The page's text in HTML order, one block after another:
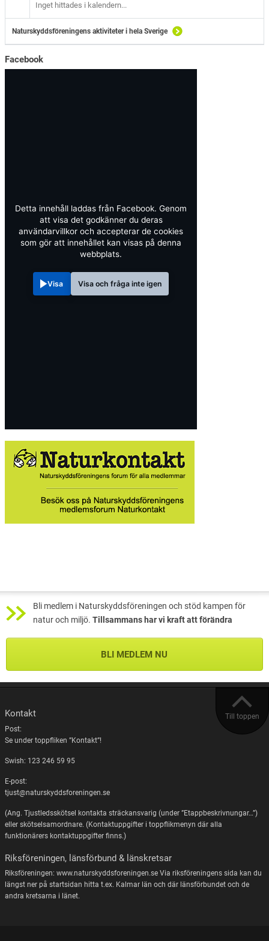
Inget hittades i kalendern...
Naturskyddsföreningens aktiviteter i hela Sverige
Facebook
Detta innehåll laddas från Facebook. Genom
att visa det godkänner du deras
användarvillkor och accepterar de cookies
som gör att innehållet kan visas på denna
webbplats.
Visa Visa och fråga inte igen
Bli medlem i Naturskyddsföreningen och stöd kampen för
natur och miljö. Tillsammans har vi kraft att förändra
BLI MEDLEM NU
Till toppen
Kontakt
Post:
Se under toppfliken ”Kontakt”!
Swish: 123 246 59 95
E-post:
tjust@naturskyddsforeningen.se
(Ang. Tjustledsskötsel kontakta sträckansvarig (under ”Etappbeskrivnungar…”)
eller skötselsamordnare. (Kontaktuppgifter i toppflikmenyn där alla
funktionärers kontaktuppgifter finns.)
Riksföreningen, länsförbund & länskretsar
Riksföreningen: www.naturskyddsforeningen.se Via riksföreningens sida kan du
längst ner på startsidan hitta t.ex. Kalmar län och där länsförbundet och de
andra kretsarna i länet.